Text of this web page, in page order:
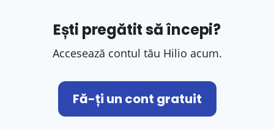
Ești pregătit să începi?
Accesează contul tău Hilio acum.
Fă-ți un cont gratuit